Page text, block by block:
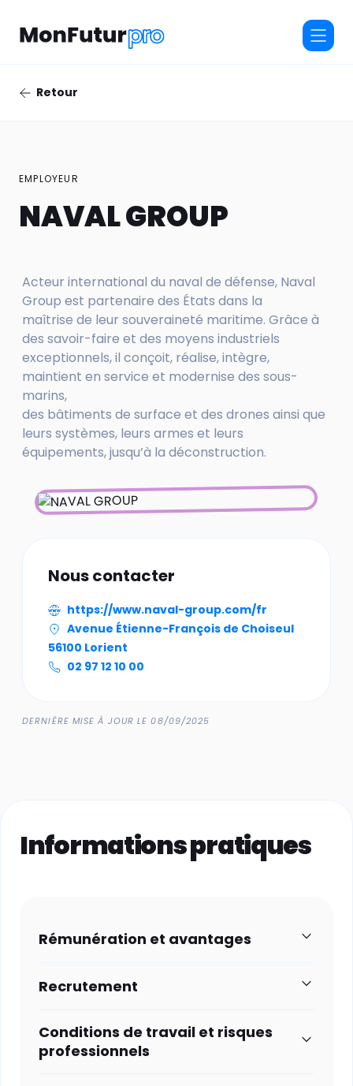
Retour
EMPLOYEUR
NAVAL GROUP
Acteur international du naval de défense, Naval
Group est partenaire des États dans la
maîtrise de leur souveraineté maritime. Grâce à
des savoir-faire et des moyens industriels
exceptionnels, il conçoit, réalise, intègre,
maintient en service et modernise des sous-
marins,
des bâtiments de surface et des drones ainsi que
leurs systèmes, leurs armes et leurs
équipements, jusqu’à la déconstruction.
Nous contacter
https://www.naval-group.com/fr
Avenue Étienne-François de Choiseul
56100 Lorient
02 97 12 10 00
DERNIÈRE MISE À JOUR LE 08/09/2025
Informations pratiques
Rémunération et avantages
Recrutement
Conditions de travail et risques
professionnels